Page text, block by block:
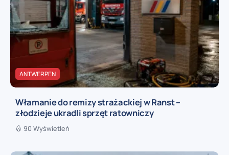
ANTWERPEN
Włamanie do remizy strażackiej w Ranst –
złodzieje ukradli sprzęt ratowniczy
90 Wyświetleń